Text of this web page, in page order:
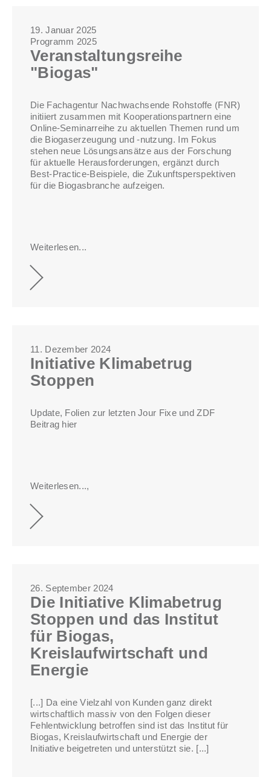
19. Januar 2025
Programm 2025
Veranstaltungsreihe
"Biogas"
Die Fachagentur Nachwachsende Rohstoffe (FNR)
initiiert zusammen mit Kooperationspartnern eine
Online-Seminarreihe zu aktuellen Themen rund um
die Biogaserzeugung und -nutzung. Im Fokus
stehen neue Lösungsansätze aus der Forschung
für aktuelle Herausforderungen, ergänzt durch
Best-Practice-Beispiele, die Zukunftsperspektiven
für die Biogasbranche aufzeigen.
Weiterlesen...
11. Dezember 2024
Initiative Klimabetrug
Stoppen
Update, Folien zur letzten Jour Fixe und ZDF
Beitrag hier
Weiterlesen...,
26. September 2024
Die Initiative Klimabetrug
Stoppen und das Institut
für Biogas,
Kreislaufwirtschaft und
Energie
[...] Da eine Vielzahl von Kunden ganz direkt
wirtschaftlich massiv von den Folgen dieser
Fehlentwicklung betroffen sind ist das Institut für
Biogas, Kreislaufwirtschaft und Energie der
Initiative beigetreten und unterstützt sie. [...]